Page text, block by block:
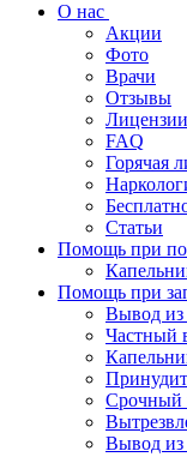
О нас
Акции
Фото
Врачи
Отзывы
Лицензии
FAQ
Горячая
Статьи
Помощь при
Помощь при
Вывод из
Частный
Срочный
Вывод из